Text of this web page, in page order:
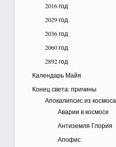
2016 год
2029 год
2036 год
2060 год
2892 год
Календарь Майя
Конец света: причины
Апокалипсис из космоса
Аварии в космосе
Антиземля Глория
Апофис